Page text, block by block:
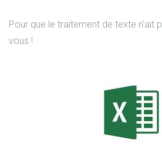
Pour que le traitement de texte n'ait
vous !